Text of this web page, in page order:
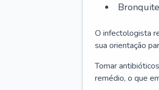
O infectologista
sua orientação
Tomar
remédio, o que